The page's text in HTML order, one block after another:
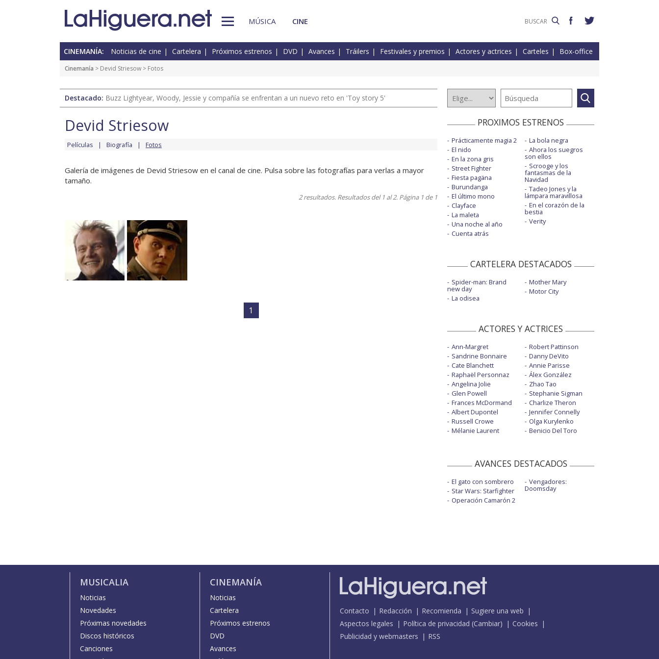
MÚSICA CINE
CINEMANÍA: Noticias de cine Cartelera Próximos estrenos DVD Avances Tráilers Festivales y premios Actores y actrices Carteles Box-office
Cinemanía > Devid Striesow > Fotos
Destacado: Buzz Lightyear, Woody, Jessie y compañía se enfrentan a un nuevo reto en 'Toy story 5'
Devid Striesow
Películas Biografía Fotos
Galería de imágenes de Devid Striesow en el canal de cine. Pulsa sobre las fotografías para verlas a mayor
tamaño.
2 resultados. Resultados del 1 al 2. Página 1 de 1
1
PROXIMOS ESTRENOS
Prácticamente magia 2
El nido
En la zona gris
Street Fighter
Fiesta pagäna
Burundanga
El último mono
Clayface
La maleta
Una noche al año
Cuenta atrás
La bola negra
Ahora los suegros
son ellos
Scrooge y los
fantasmas de la
Navidad
Tadeo Jones y la
lámpara maravillosa
En el corazón de la
bestia
Verity
CARTELERA DESTACADOS
Spider-man: Brand
new day
La odisea
Mother Mary
Motor City
ACTORES Y ACTRICES
Ann-Margret
Sandrine Bonnaire
Cate Blanchett
Raphaël Personnaz
Angelina Jolie
Glen Powell
Frances McDormand
Albert Dupontel
Russell Crowe
Mélanie Laurent
Robert Pattinson
Danny DeVito
Annie Parisse
Álex González
Zhao Tao
Stephanie Sigman
Charlize Theron
Jennifer Connelly
Olga Kurylenko
Benicio Del Toro
AVANCES DESTACADOS
El gato con sombrero
Star Wars: Starfighter
Operación Camarón 2
Vengadores:
Doomsday
MUSICALIA
Noticias
Novedades
Próximas novedades
Discos históricos
Canciones
CINEMANÍA
Noticias
Cartelera
Próximos estrenos
DVD
Avances
Contacto Redacción Recomienda
Sugiere una web
Aspectos legales
Política de privacidad (Cambiar)
Cookies
Publicidad y webmasters
RSS